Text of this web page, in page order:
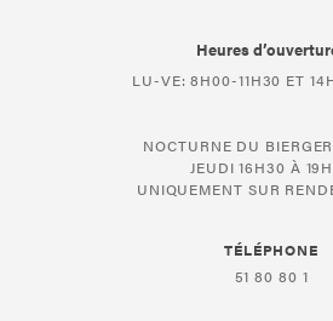
Heures
LU-VE: 8H00-11H30 ET
NOCTURNE DU
JEUDI 16H30 À
UNIQUEMENT SUR
TÉLÉPHONE
51 80 80 1